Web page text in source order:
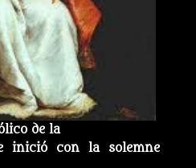
de la
inició con la solemne